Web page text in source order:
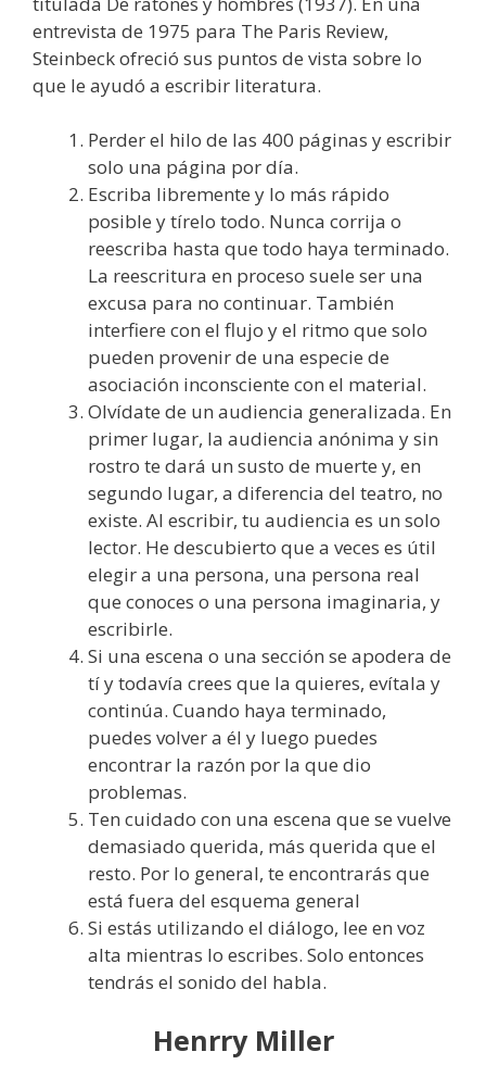
entrevista de 1975 para The Paris Review,
Steinbeck ofreció sus puntos de vista sobre lo
que le ayudó a escribir literatura.
Perder el hilo de las 400 páginas y escribir
solo una página por día.
Escriba libremente y lo más rápido
posible y tírelo todo. Nunca corrija o
reescriba hasta que todo haya terminado.
La reescritura en proceso suele ser una
excusa para no continuar. También
interfiere con el flujo y el ritmo que solo
pueden provenir de una especie de
asociación inconsciente con el material.
Olvídate de un audiencia generalizada. En
primer lugar, la audiencia anónima y sin
rostro te dará un susto de muerte y, en
segundo lugar, a diferencia del teatro, no
existe. Al escribir, tu audiencia es un solo
lector. He descubierto que a veces es útil
elegir a una persona, una persona real
que conoces o una persona imaginaria, y
escribirle.
Si una escena o una sección se apodera de
tí y todavía crees que la quieres, evítala y
continúa. Cuando haya terminado,
puedes volver a él y luego puedes
encontrar la razón por la que dio
problemas.
Ten cuidado con una escena que se vuelve
demasiado querida, más querida que el
resto. Por lo general, te encontrarás que
está fuera del esquema general
Si estás utilizando el diálogo, lee en voz
alta mientras lo escribes. Solo entonces
tendrás el sonido del habla.
Henrry Miller